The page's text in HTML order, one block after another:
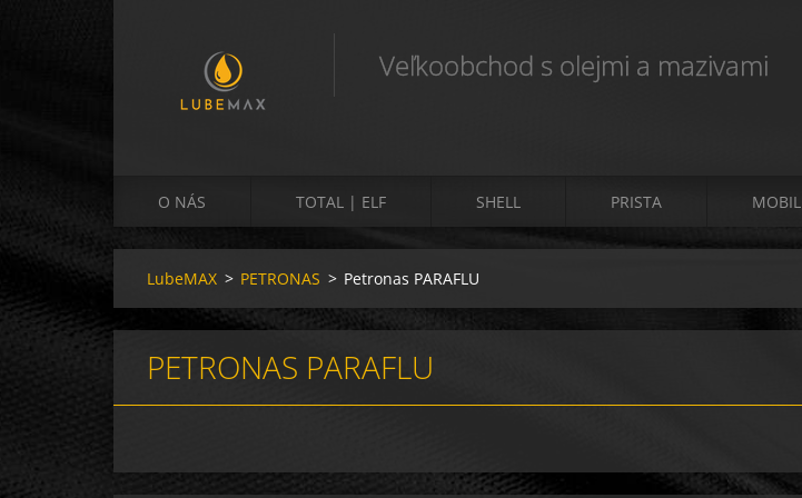
Veľkoobchod s olejmi a mazivami
O NÁS TOTAL | ELF SHELL PRISTA MOBIL
LubeMAX > PETRONAS > Petronas PARAFLU
PETRONAS PARAFLU